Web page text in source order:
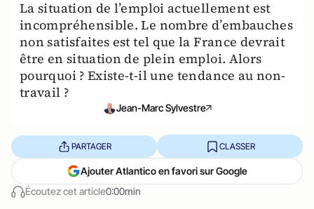
La situation de l’emploi actuellement est
incompréhensible. Le nombre d’embauches
non satisfaites est tel que la France devrait
être en situation de plein emploi. Alors
pourquoi ? Existe-t-il une tendance au non-
travail ?
Jean-Marc Sylvestre
Écoutez cet article0:00min
PARTAGER CLASSER
Ajouter Atlantico en favori sur Google